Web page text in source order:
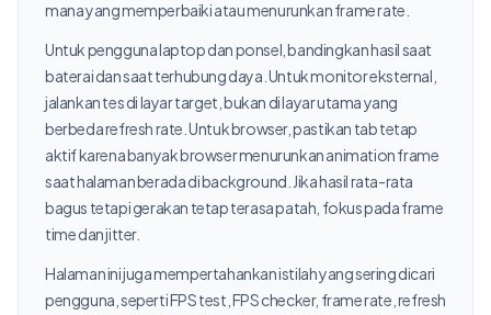
mana yang memperbaiki atau menurunkan frame rate.
Untuk pengguna laptop dan ponsel, bandingkan hasil saat
baterai dan saat terhubung daya. Untuk monitor eksternal,
jalankan tes di layar target, bukan di layar utama yang
berbeda refresh rate. Untuk browser, pastikan tab tetap
aktif karena banyak browser menurunkan animation frame
saat halaman berada di background. Jika hasil rata-rata
bagus tetapi gerakan tetap terasa patah, fokus pada frame
time dan jitter.
Halaman ini juga mempertahankan istilah yang sering dicari
pengguna, seperti FPS test, FPS checker, frame rate, refresh